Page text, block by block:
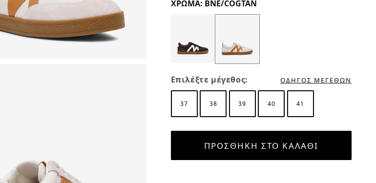
ΧΡΏΜΑ: BNE/COGTAN
Επιλέξτε μέγεθος: ΟΔΗΓΌΣ ΜΕΓΕΘΏΝ
37 38 39 40 41
ΠΡΟΣΘΉΚΗ ΣΤΟ ΚΑΛΆΘΙ